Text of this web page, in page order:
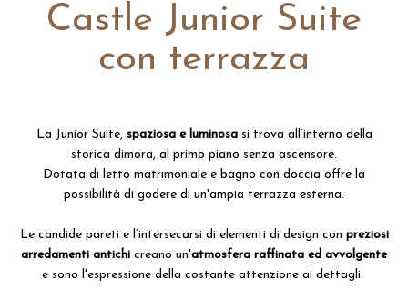
Castle Junior Suite
con terrazza
La Junior Suite, spaziosa e luminosasi trova all’interno della
storica dimora, al primo piano senza ascensore.
Dotata di letto matrimoniale e bagno con doccia offre la
possibilità di godere di un'ampia terrazza esterna.
Le candide pareti e l’intersecarsi di elementi di design con preziosi
arredamenti antichi creano un'atmosfera raffinata ed avvolgente
e sono l'espressione della costante attenzione ai dettagli.